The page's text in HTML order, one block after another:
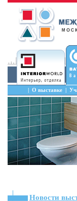
О выставке
Новости